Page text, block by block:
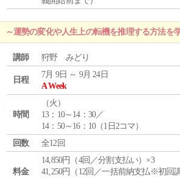
運勢の変化や人生上の転機を推理する方法を
講師 狩野 みどり
日程
7月 9日 ～ 9月 24日
A Week
時間
（火 ）
13：10～14：30／
14：50～16：10（1日2コマ）
回数
全12回
料金
14,850円（4回／分割支払い）×3
41,250円（12回／一括前納支払※初回